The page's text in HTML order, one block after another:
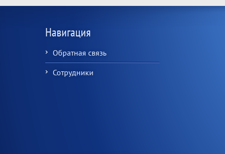
Навигация
Обратная связь
Сотрудники